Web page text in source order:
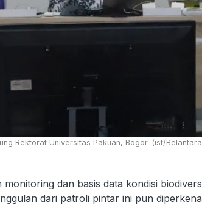
Rektorat Universitas Pakuan, Bogor. (ist/
dan basis data kondisi
dari patroli pintar ini pun